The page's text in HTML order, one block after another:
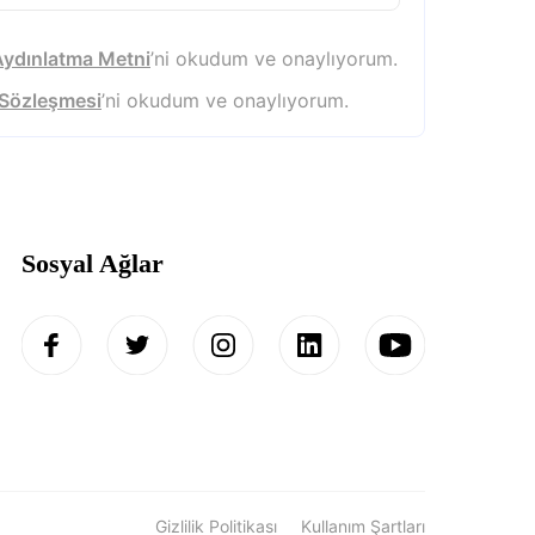
Metni’ni okudum ve onaylıyorum.
’ni okudum ve onaylıyorum.
Sosyal Ağlar
Gizlilik Politikası Kullanım Şartları